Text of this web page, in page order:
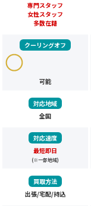
専門スタッフ
女性スタッフ
多数在籍
クーリングオフ
可能
対応地域
全国
対応速度
最短即日
(※一部地域)
買取方法
出張/宅配/持込